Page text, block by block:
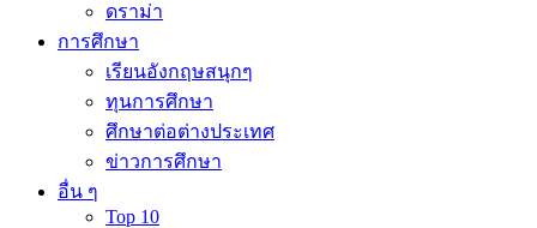
ดราม่า
การศึกษา
เรียนอังกฤษสนุกๆ
ทุนการศึกษา
ศึกษาต่อต่างประเทศ
ข่าวการศึกษา
อื่น ๆ
Top 10